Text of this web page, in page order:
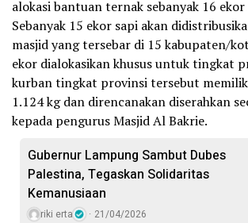
alokasi bantuan ternak sebanyak 16
Sebanyak 15 ekor sapi akan
masjid yang tersebar di 15 kabupaten/
ekor dialokasikan khusus untuk tingkat
kurban tingkat provinsi tersebut
1.124 kg dan direncanakan diserahkan
kepada pengurus Masjid Al Bakrie.
Gubernur Lampung Sambut Dubes
Palestina, Tegaskan Solidaritas
Kemanusiaan
riki erta 21/04/2026